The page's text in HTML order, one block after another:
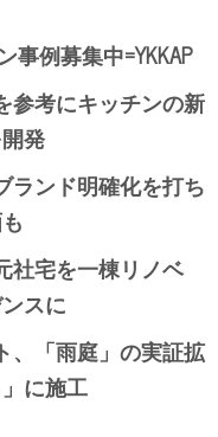
事例募集中=YKKAP
参考にキッチンの新
発
ランド明確化を打ち
社宅を一棟リノベ
スに
、「雨庭」の実証拡
に施工